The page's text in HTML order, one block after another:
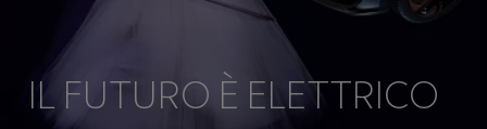
IL FUTURO È ELETTRICO